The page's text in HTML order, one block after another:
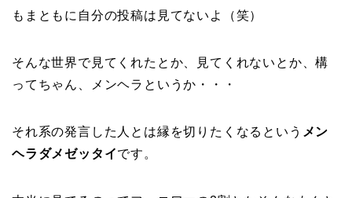
もまともに自分の投稿は見てないよ（笑）
そんな世界で見てくれたとか、見てくれないとか、構
ってちゃん、メンヘラというか・・・
それ系の発言した人とは縁を切りたくなるという メン
ヘラダメゼッタイです。